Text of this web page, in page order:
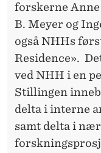
forskerne
B. Meyer og
også NHHs
Residence».
ved NHH i en
Stillingen
delta i interne
samt delta i